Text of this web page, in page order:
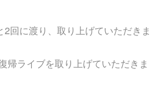
2回に渡り、取り上げていただきま
帰ライブを取り上げていただきま